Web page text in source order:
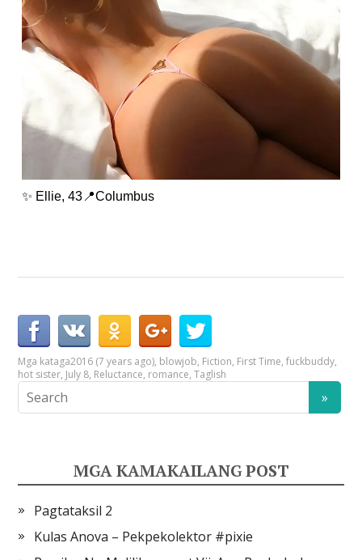
✨ Ellie, 43📍Columbus
Mga kataga2016 (7 years ago), blowjob, Fiction, First Time,fuckbuddy,
hot sister, July 8, Reluctance, romance,Taglish
MGA KAMAKAILANG POST
Pagtataksil 2
Kulas Anova – Pekpekolektor #pixie